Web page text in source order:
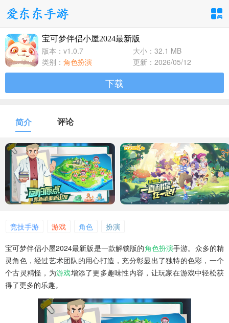
手游分类
卡牌回合
1百+款手游
1百+款手游
体育竞速
1百+款手游
冒险解谜
1百+款手游
模拟经营
1百+款手游
音乐舞蹈
1百+款手游
儿童教育
1百+款手游
宝可梦伴侣小屋2024最新版
版本：v1.0.7
大小：32.1 MB
类别： 角色扮演 更新：2026/05/12
下载
简介 评论
竞技手游 游戏 角色 扮演
宝可梦伴侣小屋2024最新版是一款解锁版的角色扮演手游。众多的精
灵角色，经过艺术团队的用心打造，充分彰显出了独特的色彩，一个
个古灵精怪，为游戏增添了更多趣味性内容，让玩家在游戏中轻松获
得了更多的乐趣。